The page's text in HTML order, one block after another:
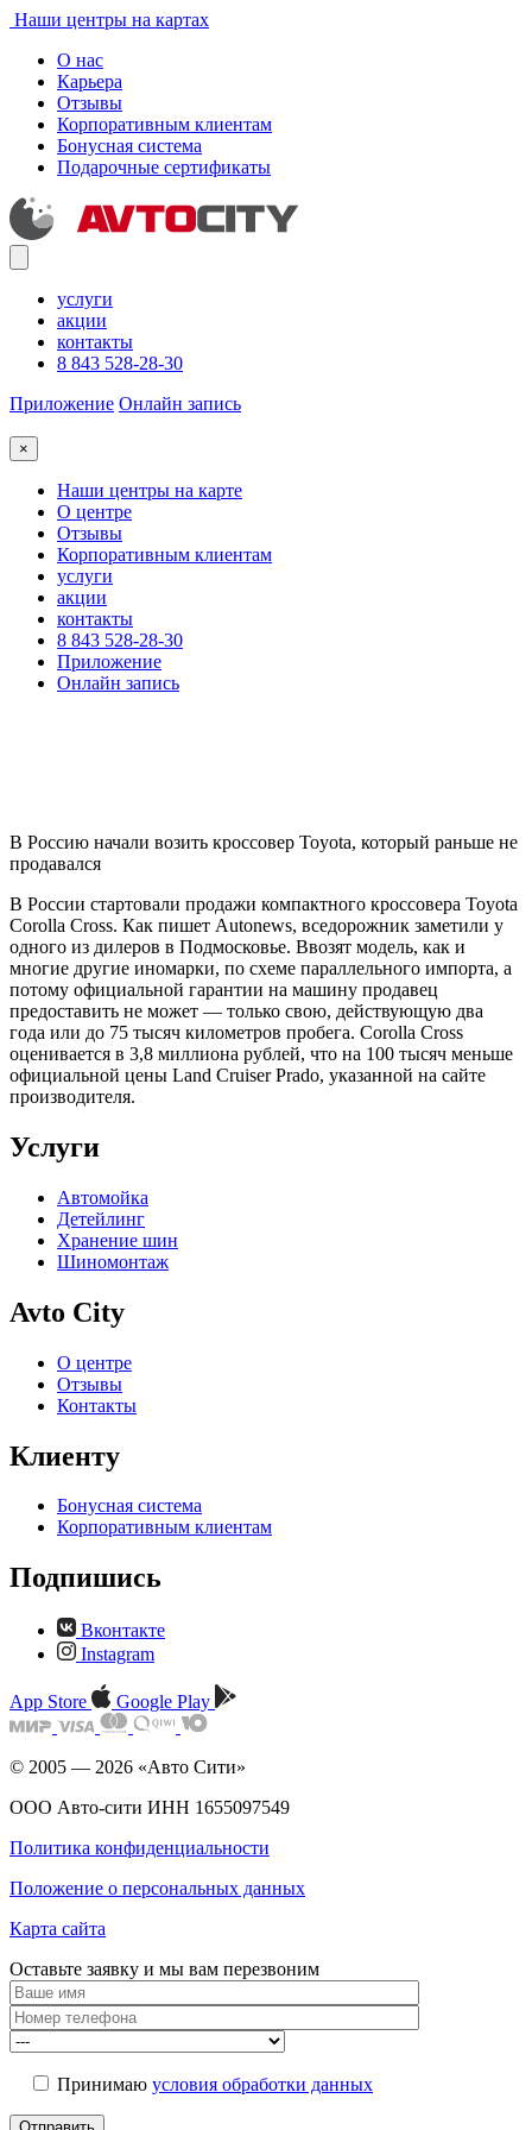
Наши центры на картах
О нас
Карьера
Отзывы
Корпоративным клиентам
Бонусная система
Подарочные сертификаты
услуги
акции
контакты
8 843 528-28-30
Приложение Онлайн запись
×
Наши центры на карте
О центре
Отзывы
Корпоративным клиентам
услуги
акции
контакты
8 843 528-28-30
Приложение
Онлайн запись
В Россию начали возить кроссовер Toyota, который раньше не
продавался
В России стартовали продажи компактного кроссовера Toyota
Corolla Cross. Как пишет Autonews, вседорожник заметили у
одного из дилеров в Подмосковье. Ввозят модель, как и
многие другие иномарки, по схеме параллельного импорта, а
потому официальной гарантии на машину продавец
предоставить не может — только свою, действующую два
года или до 75 тысяч километров пробега. Corolla Cross
оценивается в 3,8 миллиона рублей, что на 100 тысяч меньше
официальной цены Land Cruiser Prado, указанной на сайте
производителя.
Услуги
Автомойка
Детейлинг
Хранение шин
Шиномонтаж
Avto City
О центре
Отзывы
Контакты
Клиенту
Бонусная система
Корпоративным клиентам
Подпишись
Вконтакте
Instagram
App Store Google Play
© 2005 — 2026 «Авто Сити»
ООО Авто-сити ИНН 1655097549
Политика конфиденциальности
Положение о персональных данных
Карта сайта
Оставьте заявку и мы вам перезвоним
Принимаю условия обработки данных